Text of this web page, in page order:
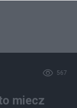
567
miecz